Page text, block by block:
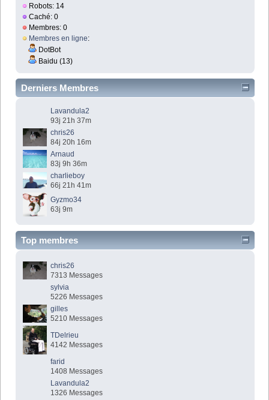
Robots: 14
Caché: 0
Membres: 0
Membres en ligne:
DotBot
Baidu (13)
Derniers Membres
Lavandula2
93j 21h 37m
chris26
84j 20h 16m
Arnaud
83j 9h 36m
charlieboy
66j 21h 41m
Gyzmo34
63j 9m
Top membres
chris26
7313 Messages
sylvia
5226 Messages
gilles
5210 Messages
TDelrieu
4142 Messages
farid
1408 Messages
Lavandula2
1326 Messages